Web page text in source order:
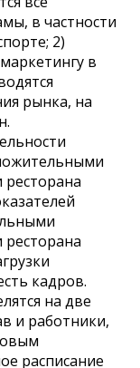
в частности
2)
в
рынка, на
кадров.
на две
и работники,
расписание